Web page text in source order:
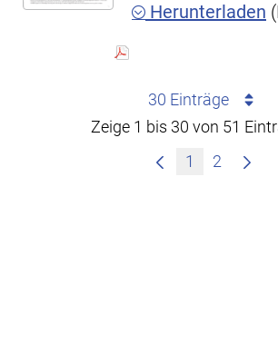
Herunterladen
30 Einträge
Zeige 1 bis 30 von 51
1
2